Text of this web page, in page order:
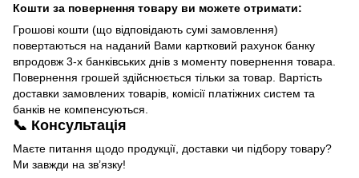
Кошти за повернення товару ви можете отримати:
Грошові кошти (що відповідають сумі замовлення)
повертаються на наданий Вами картковий рахунок банку
впродовж 3-х банківських днів з моменту повернення товара.
Повернення грошей здійснюється тільки за товар. Вартість
доставки замовлених товарів, комісії платіжних систем та
банків не компенсуються.
📞 Консультація
Маєте питання щодо продукції, доставки чи підбору товару?
Ми завжди на зв’язку!